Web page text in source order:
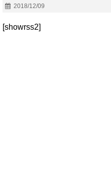
2018/12/09
[showrss2]